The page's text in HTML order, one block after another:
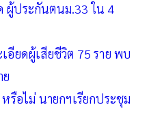
ผู้ประกันตนม.33 ใน 4
อียดผู้เสียชีวิต 75 ราย พบ
รือไม่ นายกฯเรียกประชุม